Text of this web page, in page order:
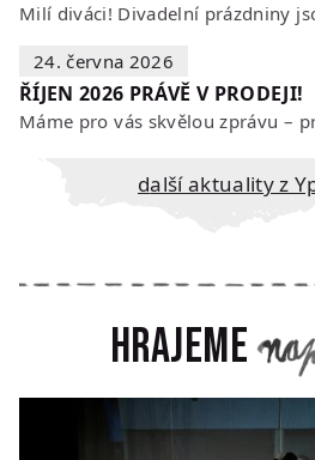
24. června 2026
ŘÍJEN 2026 PRÁVĚ V PRODEJI!
Další aktuality z
Hrajeme